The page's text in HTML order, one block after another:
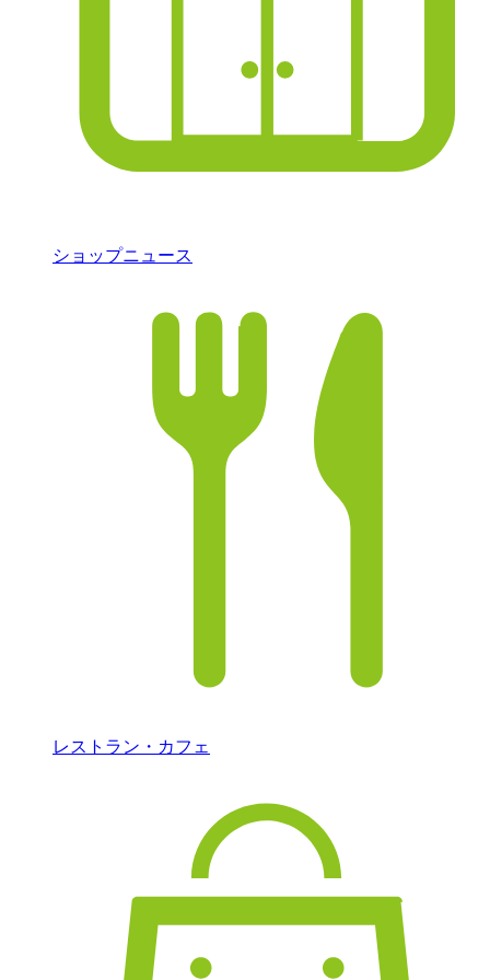
ショップニュース
レストラン・カフェ